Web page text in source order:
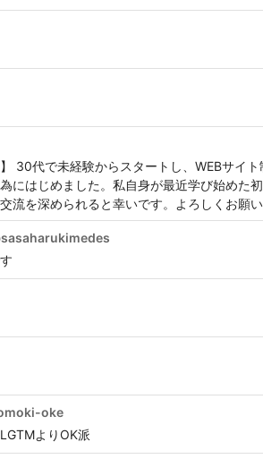
】 30代で未経験からスタートし、WEBサイ
にはじめました。私自身が最近学び始めた
流を深められると幸いです。よろしくお願
sasaharukimedes
oke
よりOK派